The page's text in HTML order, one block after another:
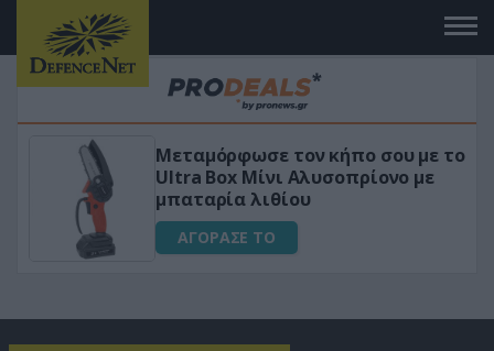
σου με το
με
«Μαγική» φόρμουλα
για αύξηση της λίμπιντο
ΑΓΟΡΑΣΕ ΤΟ